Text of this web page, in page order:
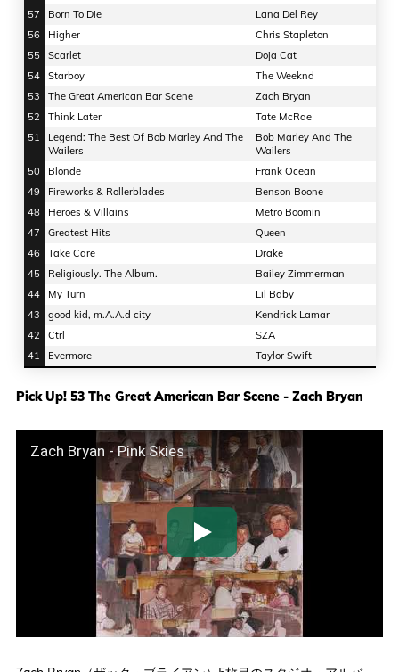
57
Born To Die
Lana Del Rey
56
Higher
Chris Stapleton
55
Scarlet
Doja Cat
54
Starboy
The Weeknd
53
The Great American Bar Scene
Zach Bryan
52
Think Later
Tate McRae
51
Legend: The Best Of Bob Marley And The
Wailers
Bob Marley And The
Wailers
50
Blonde
Frank Ocean
49
Fireworks & Rollerblades
Benson Boone
48
Heroes & Villains
Metro Boomin
47
Greatest Hits
Queen
46
Take Care
Drake
45
Religiously. The Album.
Bailey Zimmerman
44
My Turn
Lil Baby
43
good kid, m.A.A.d city
Kendrick Lamar
42
Ctrl
SZA
41
Evermore Taylor Swift
Pick Up! 53 The Great American Bar Scene - Zach Bryan
Zach Bryan - Pink Skies